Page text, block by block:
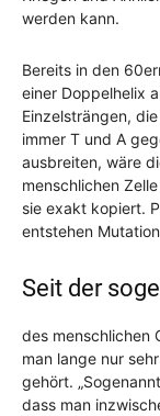
werden kann.
Bereits in den
einer Doppelhelix
Einzelsträngen,
immer T und A
ausbreiten, wäre
menschlichen
sie exakt kopiert.
entstehen
Seit der
des menschlichen
man lange nur
gehört.
dass man